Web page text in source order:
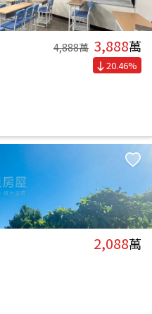
4,888萬 3,888萬
20.46%
2,088萬